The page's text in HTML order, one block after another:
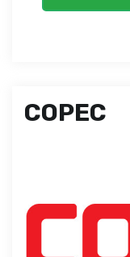
COPEC